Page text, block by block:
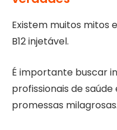
Existem muitos mitos
B12 injetável.
É importante buscar
profissionais de
promessas milagrosas.